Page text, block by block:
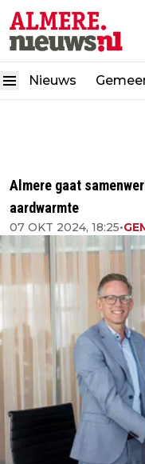
Nieuws
Almere gaat
aardwarmte
07 OKT 2024, 18:25•